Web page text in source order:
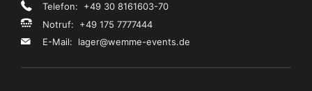
Telefon: +49 30 8161603-70
Notruf: +49 175 7777444
E-Mail: lager@wemme-events.de